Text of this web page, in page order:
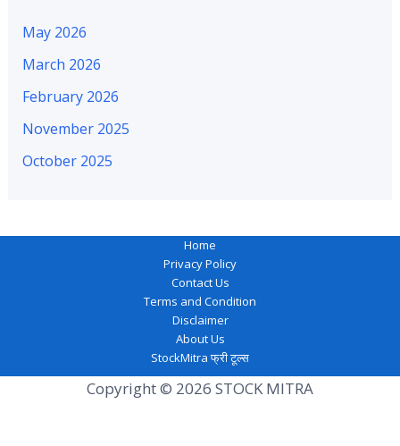
May 2026
March 2026
February 2026
November 2025
October 2025
Home
Privacy Policy
Contact Us
Terms and Condition
Disclaimer
About Us
StockMitra फ्री टूल्स
Copyright © 2026 STOCK MITRA